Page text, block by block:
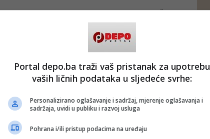
kada ću se vratiti, kada ću početi da igram. Četiri i
uzeo reket u ruke, to je velika promjena. Bio težak
da rizikujem, da pogoršam stanje. Iskoristio sam ovo
nove načine kako da svoje telo oporavim, da nađem
i da se pripremim psihički. Pokušavao sam da steknem
nauke, ali i iz tehnologije. Iskoristio sam ovo vreme
rekao je Đoković.
tokom oporavka naučio da bude strpljiv.
Strpljenje je nešto što nedostaje teniserima.
posao od 1. januara do 20. novembra je naporan period.
se smiriš, da budeš staložen, konstantno tražimo
udarce", dodao je srpski teniser.
Portal depo.ba traži vaš pristanak za upotrebu
vaših ličnih podataka u sljedeće svrhe:
Personalizirano oglašavanje i sadržaj, mjerenje oglašavanja i
sadržaja, uvidi u publiku i razvoj usluga
Pohrana i/ili pristup podacima na uređaju